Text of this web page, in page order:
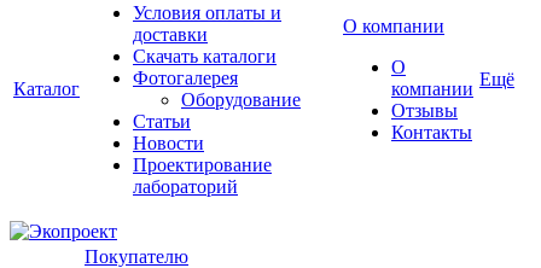
Каталог
Условия оплаты и
доставки
Скачать каталоги
Фотогалерея
Оборудование
Статьи
Новости
Проектирование
лабораторий
О компании
О
компании
Отзывы
Контакты
Ещё
Покупателю